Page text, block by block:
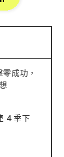
成功，
4 季下